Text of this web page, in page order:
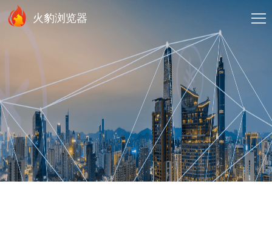
火豹浏览器